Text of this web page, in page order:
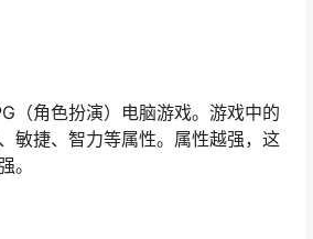
（角色扮演）电脑游戏。游戏中的
敏捷、智力等属性。属性越强，这
。